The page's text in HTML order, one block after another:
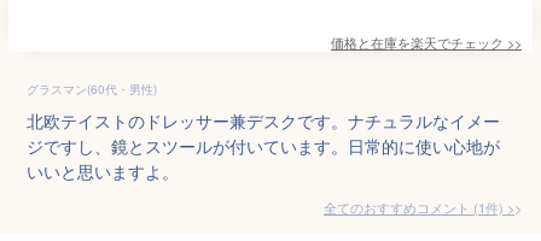
価格と在庫を楽天でチェック >>
グラスマン(60代・男性)
北欧テイストのドレッサー兼デスクです。ナチュラルなイメー
ジですし、鏡とスツールが付いています。日常的に使い心地が
いいと思いますよ。
全てのおすすめコメント (1件) >